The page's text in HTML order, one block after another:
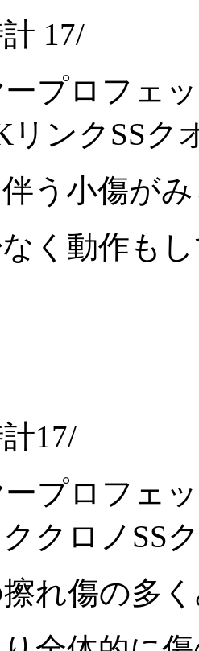
17/
プロフェ
リンクSSク
う小傷が
く動作も
17/
プロフェ
クロノSS
れ傷の多